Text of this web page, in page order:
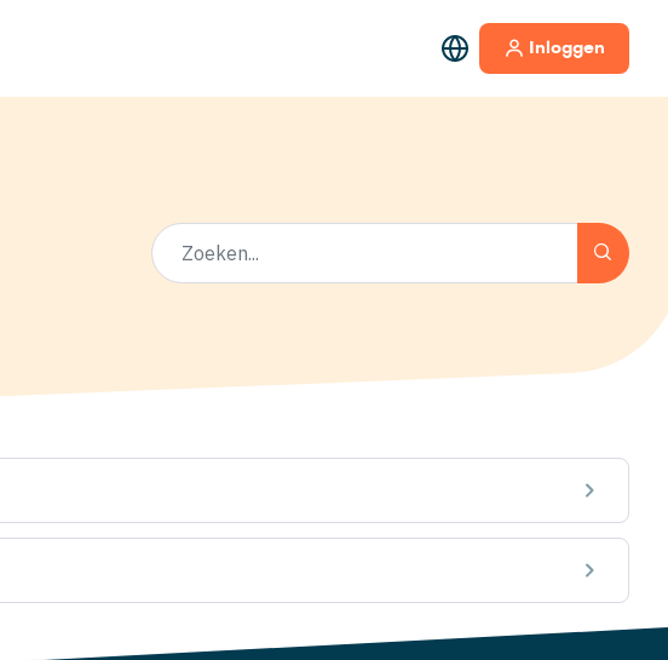
Inloggen